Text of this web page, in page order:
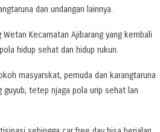
dan undangan lainnya.
Kecamatan Ajibarang yang kembali
hidup sehat dan hidup rukun.
masyarskat, pemuda dan karangtaruna
tetep njaga pola urip sehat lan